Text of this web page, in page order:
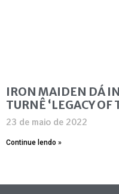
IRON MAIDEN DÁ
TURNÊ ‘LEGACY
23 de maio de 2022
Continue lendo »